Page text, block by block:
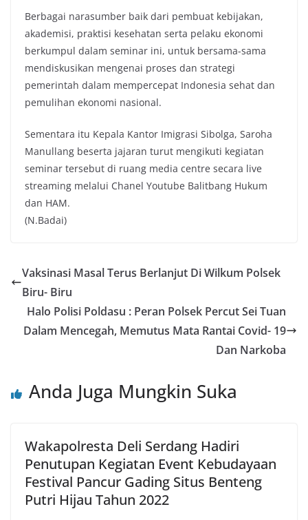
Berbagai narasumber baik dari pembuat kebijakan,
akademisi, praktisi kesehatan serta pelaku ekonomi
berkumpul dalam seminar ini, untuk bersama-sama
mendiskusikan mengenai proses dan strategi
pemerintah dalam mempercepat Indonesia sehat dan
pemulihan ekonomi nasional.
Sementara itu Kepala Kantor Imigrasi Sibolga, Saroha
Manullang beserta jajaran turut mengikuti kegiatan
seminar tersebut di ruang media centre secara live
streaming melalui Chanel Youtube Balitbang Hukum
dan HAM.
(N.Badai)
Vaksinasi Masal Terus Berlanjut Di Wilkum Polsek
Biru- Biru
Halo Polisi Poldasu : Peran Polsek Percut Sei Tuan
Dalam Mencegah, Memutus Mata Rantai Covid- 19
Dan Narkoba
Anda Juga Mungkin Suka
Wakapolresta Deli Serdang Hadiri
Penutupan Kegiatan Event Kebudayaan
Festival Pancur Gading Situs Benteng
Putri Hijau Tahun 2022